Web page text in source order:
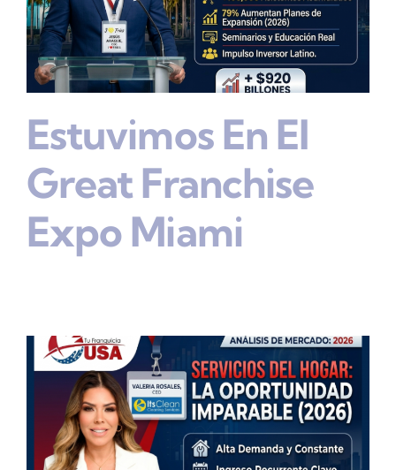
Estuvimos En El
Great Franchise
Expo Miami